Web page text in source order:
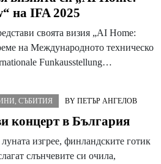
на IFA 2025
своята визия „AI Home:
на Международното техническо
Funkausstellung…
СЪБИТИЯ BY ПЕТЪР АНГЕЛОВ
концерт в България
изгрее, финландските готик
слънчевите си очила,